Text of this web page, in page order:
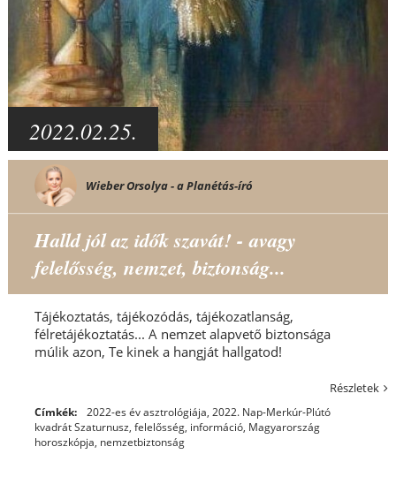
2022.02.25.
Wieber Orsolya - a Planétás-író
Halld jól az idők szavát! - avagy
felelősség, nemzet, biztonság...
Tájékoztatás, tájékozódás, tájékozatlanság,
félretájékoztatás... A nemzet alapvető biztonsága
múlik azon, Te kinek a hangját hallgatod!
Részletek
Címkék: 2022-es év asztrológiája, 2022. Nap-Merkúr-Plútó
kvadrát Szaturnusz, felelősség, információ, Magyarország
horoszkópja, nemzetbiztonság